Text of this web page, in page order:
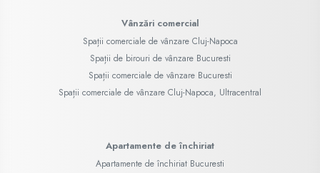
Vânzări comercial
Spații comerciale de vânzare Cluj-Napoca
Spații de birouri de vânzare Bucuresti
Spații comerciale de vânzare Bucuresti
Spații comerciale de vânzare Cluj-Napoca, Ultracentral
Apartamente de închiriat
Apartamente de închiriat Bucuresti